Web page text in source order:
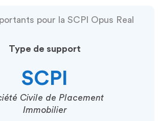
pour la SCPI Opus Real
Type de support
SCPI
Civile de Placement
Immobilier